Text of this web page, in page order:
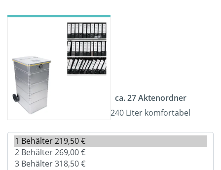
ca. 27 Aktenordner
240 Liter komfortabel